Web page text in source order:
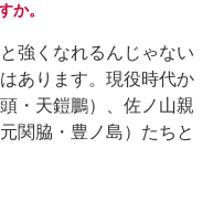
か。
強くなれるんじゃない
あります。現役時代か
・天鎧鵬）、佐ノ山親
関脇・豊ノ島）たちと